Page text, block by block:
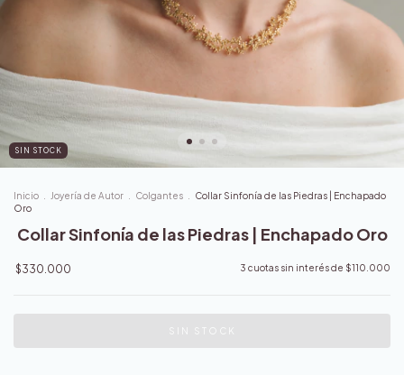
SIN STOCK
Inicio Joyería de Autor Colgantes
Collar Sinfonía de las Piedras | Enchapado
Oro
Collar Sinfonía de las Piedras | Enchapado Oro
$330.000 3 cuotas sin interés de $110.000